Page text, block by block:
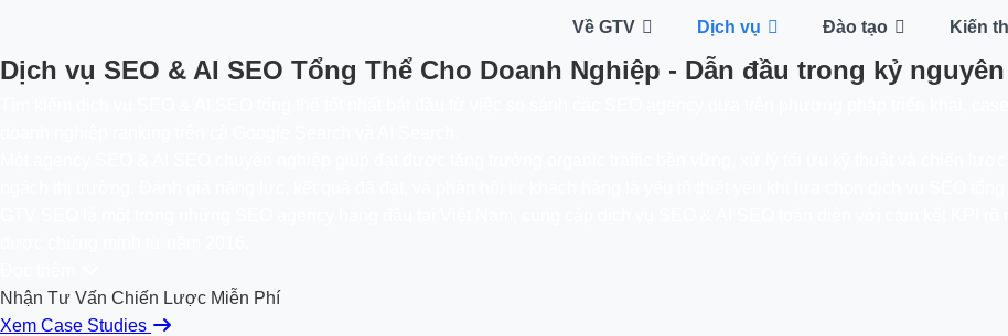
Về GTV Dịch vụ Đào tạo Kiến
Dịch vụ SEO & AI SEO Tổng Thể Cho Doanh Nghiệp - Dẫn đầu trong kỷ
Nhận Tư Vấn Chiến Lược Miễn Phí
Xem Case Studies